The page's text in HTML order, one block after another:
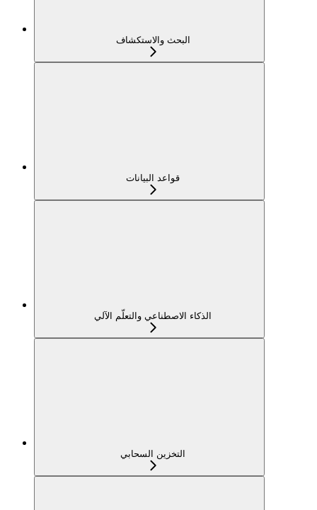
البحث والاستكشاف
قواعد البيانات
الذكاء الاصطناعي والتعلّم الآلي
التخزين السحابي